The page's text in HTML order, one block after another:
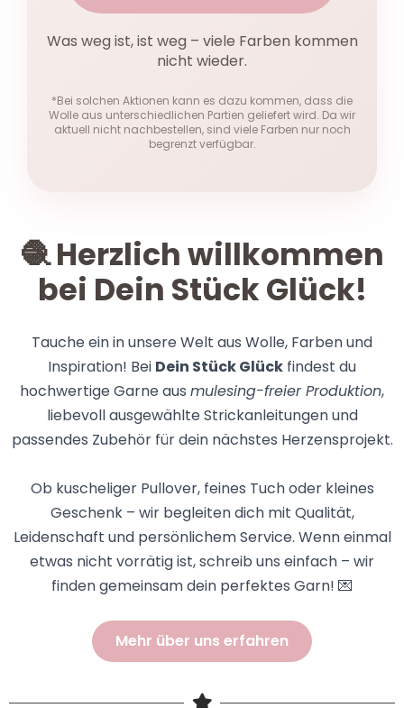
Was weg ist, ist weg – viele Farben kommen
nicht wieder.
*Bei solchen Aktionen kann es dazu kommen, dass die
Wolle aus unterschiedlichen Partien geliefert wird. Da wir
aktuell nicht nachbestellen, sind viele Farben nur noch
begrenzt verfügbar.
🧶 Herzlich willkommen
bei Dein Stück Glück!
Tauche ein in unsere Welt aus Wolle, Farben und
Inspiration! Bei Dein Stück Glück findest du
hochwertige Garne aus mulesing-freier Produktion,
liebevoll ausgewählte Strickanleitungen und
passendes Zubehör für dein nächstes Herzensprojekt.
Ob kuscheliger Pullover, feines Tuch oder kleines
Geschenk – wir begleiten dich mit Qualität,
Leidenschaft und persönlichem Service. Wenn einmal
etwas nicht vorrätig ist, schreib uns einfach – wir
finden gemeinsam dein perfektes Garn! 💌
Mehr über uns erfahren